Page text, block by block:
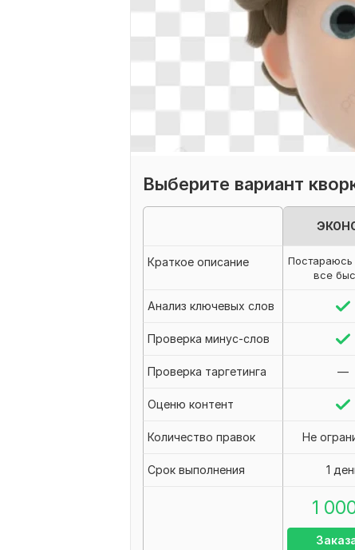
Выберите вариант
Краткое описание
Постараюсь
все
Анализ ключевых слов
Проверка минус-слов
Проверка таргетинга —
Оценю контент
Количество правок Не
Срок выполнения 1
1